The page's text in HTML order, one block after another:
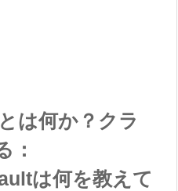
は何か？クラ
：
は何を教えて